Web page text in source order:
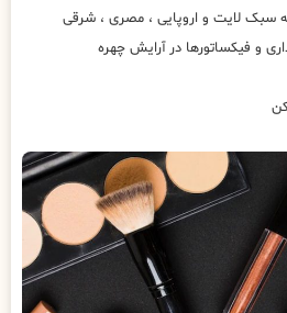
سبک لایت و اروپایی ، مصری ، شرقی
و فیکساتورها در آرایش چهره